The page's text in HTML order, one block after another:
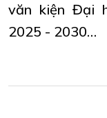
văn kiện Đại
2025 - 2030…